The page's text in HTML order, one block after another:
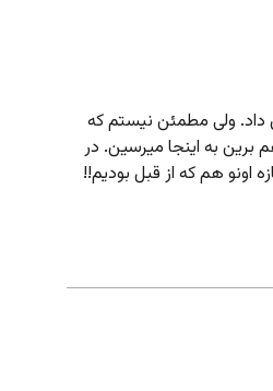
ولی مطمئن نیستم که
برین به اینجا میرسین. در
اونو هم که از قبل بودیم!!